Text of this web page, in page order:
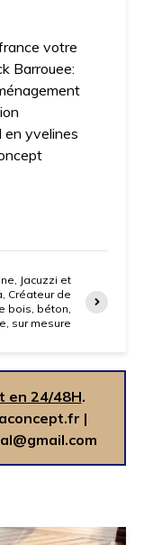
votre
Barrouee:
en yvelines
Jacuzzi et
Créateur de
bois, béton,
sur mesure
en 24/48H.
|